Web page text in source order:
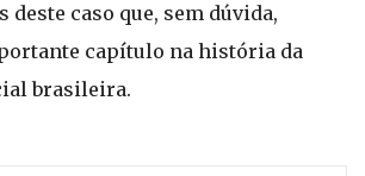
deste caso que, sem dúvida,
capítulo na história da
brasileira.